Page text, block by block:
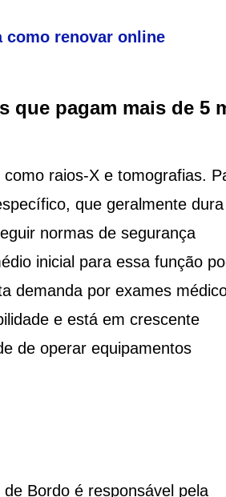
como renovar online
que pagam mais de 5
raios-X e tomografias.
que geralmente dura
normas de segurança
inicial para essa função
demanda por exames
e está em crescente
de operar equipamentos
Bordo é responsável pela